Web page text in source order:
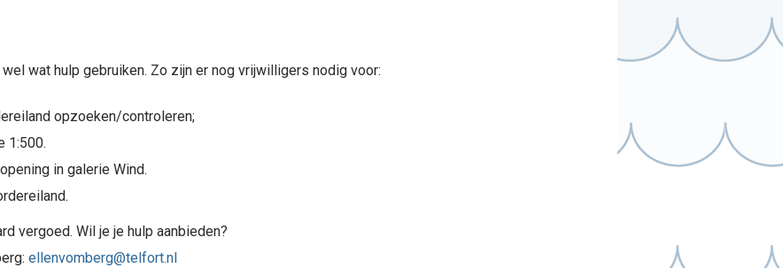
wat hulp gebruiken. Zo zijn er nog vrijwilligers nodig voor:
opzoeken/controleren;
1:500.
in galerie Wind.
vergoed. Wil je je hulp aanbieden?
ellenvomberg@telfort.nl